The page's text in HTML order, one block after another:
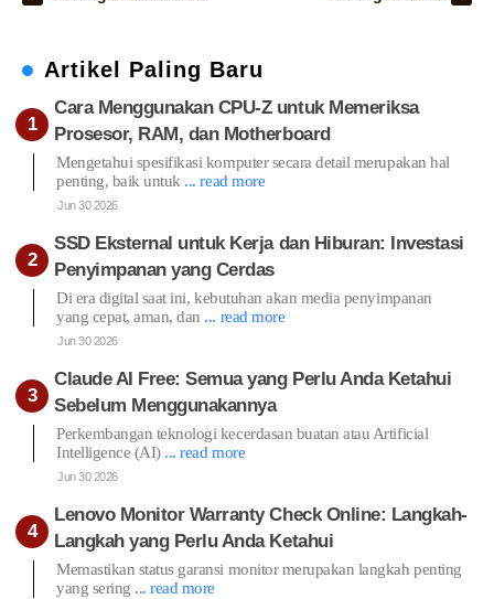
Artikel Paling Baru
Cara Menggunakan CPU-Z untuk Memeriksa
Prosesor, RAM, dan Motherboard
Mengetahui spesifikasi komputer secara detail merupakan hal
penting, baik untuk ... read more
Jun 30 2026
SSD Eksternal untuk Kerja dan Hiburan: Investasi
Penyimpanan yang Cerdas
Di era digital saat ini, kebutuhan akan media penyimpanan
yang cepat, aman, dan ... read more
Jun 30 2026
Claude AI Free: Semua yang Perlu Anda Ketahui
Sebelum Menggunakannya
Perkembangan teknologi kecerdasan buatan atau Artificial
Intelligence (AI) ... read more
Jun 30 2026
Lenovo Monitor Warranty Check Online: Langkah-
Langkah yang Perlu Anda Ketahui
Memastikan status garansi monitor merupakan langkah penting
yang sering ... read more